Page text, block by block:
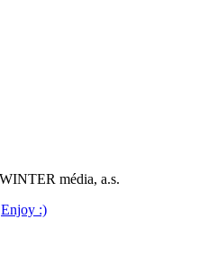
média, a.s.
Enjoy :)